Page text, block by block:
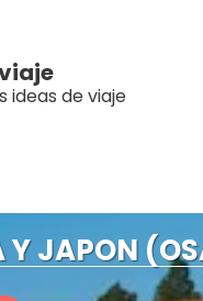
ideas de viaje
Y JAPON